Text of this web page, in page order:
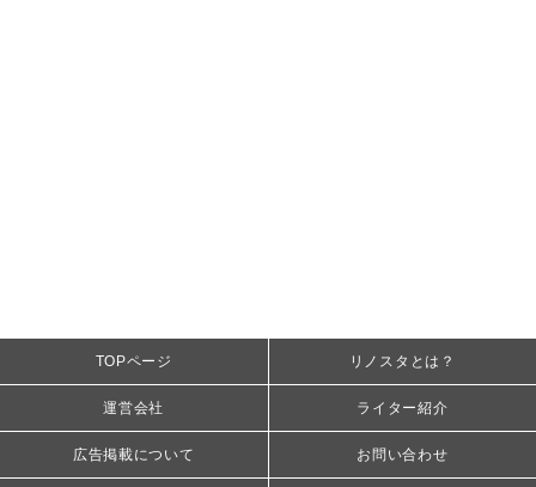
TOPページ リノスタとは？
運営会社 ライター紹介
広告掲載について お問い合わせ